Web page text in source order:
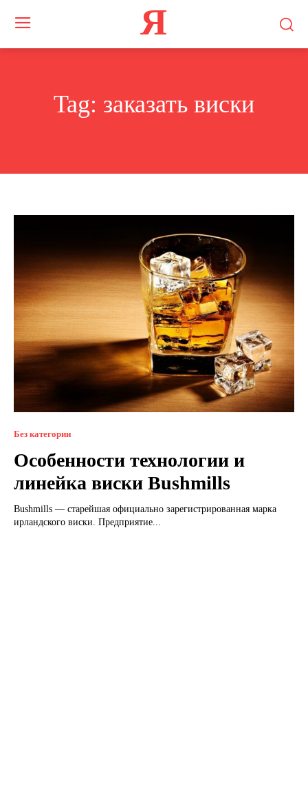
Я
Tag: заказать виски
Без категории
Особенности технологии и
линейка виски Bushmills
Bushmills — старейшая официально зарегистрированная марка
ирландского виски. Предприятие...